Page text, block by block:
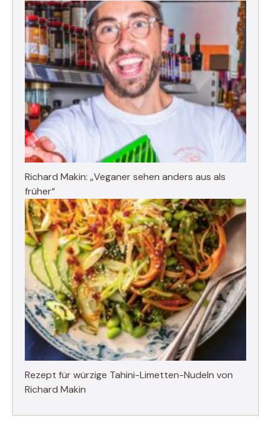
Richard Makin: „Veganer sehen anders aus als
früher“
Rezept für würzige Tahini-Limetten-Nudeln von
Richard Makin